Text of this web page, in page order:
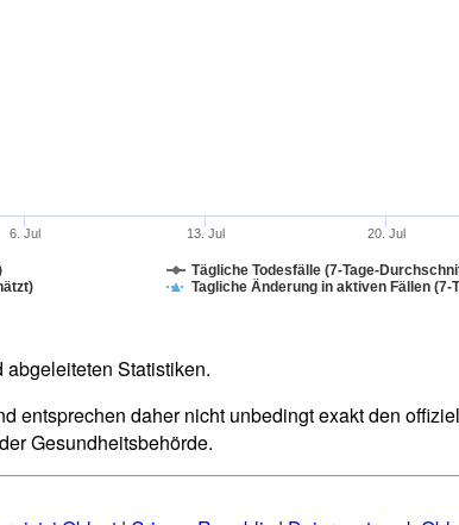
Tägliche Todesfälle (7-Tage-
Tagliche Änderung in aktiven Fällen
6. Jul 13. Jul 20. Jul
Statistiken.
entsprechen daher nicht unbedingt exakt den
Gesundheitsbehörde.